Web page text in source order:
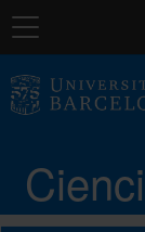
Navegación